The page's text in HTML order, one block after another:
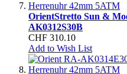
OrientStretto Sun &
AK0312S30B
CHF 310.10
Add to Wish List